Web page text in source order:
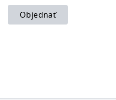
Objednať